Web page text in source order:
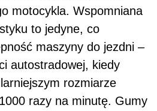
motocykla. Wspomniana
to jedyne, co
maszyny do jezdni –
autostradowej, kiedy
rozmiarze
razy na minutę. Gumy